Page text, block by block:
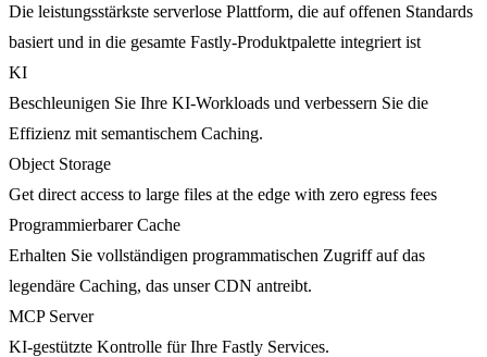
Die leistungsstärkste serverlose Plattform, die auf offenen Standards
basiert und in die gesamte Fastly-Produktpalette integriert ist
KI
Beschleunigen Sie Ihre KI-Workloads und verbessern Sie die
Effizienz mit semantischem Caching.
Object Storage
Get direct access to large files at the edge with zero egress fees
Programmierbarer Cache
Erhalten Sie vollständigen programmatischen Zugriff auf das
legendäre Caching, das unser CDN antreibt.
MCP Server
KI-gestützte Kontrolle für Ihre Fastly Services.